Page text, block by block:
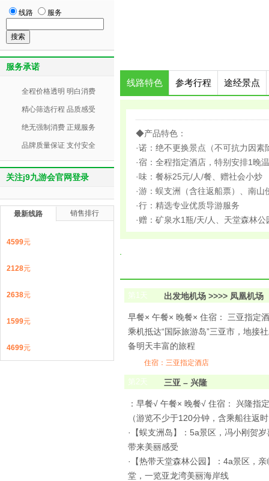
线路特色 参考行程 途经景点
◆产品特色：
·诺：绝不更换景点（不可抗力因
·宿：全程指定酒店，特别安排1晚
·味：餐标25元/人/餐、赠社会小炒
·游：蜈支洲（含往返船票）、南
·行：精选专业优质导游服务
·赠：矿泉水1瓶/天/人、天堂森林公
第1天 出发地机场 >>>> 凤凰机场
早餐× 午餐× 晚餐× 住宿： 三亚指定
乘机抵达“国际旅游岛”三亚市，地接
备明天丰富的旅程
住宿：三亚指定酒店
第2天 三亚 – 兴隆
：早餐√ 午餐× 晚餐√ 住宿： 兴隆指
（游览不少于120分钟，含乘船往返
·【蜈支洲岛】：5a景区，冯小刚贺
带来美丽感受
·【热带天堂森林公园】：4a景区，
堂，一览亚龙湾美丽海岸线
线路 服务
服务承诺
全程价格透明 明白消费
精心筛选行程 品质感受
绝无强制消费 正规服务
品牌质量保证 支付安全
关注j9九游会官网登录
最新线路 销售排行
4599元
2128元
2638元
1599元
4699元